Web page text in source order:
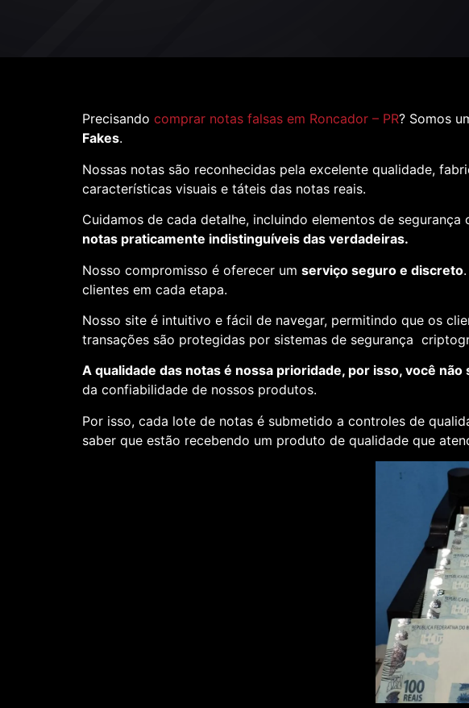
Precisando comprar notas falsas em Roncador – PR? Somos
Fakes.
Nossas notas são reconhecidas pela excelente qualidade,
características visuais e táteis das notas reais.
Cuidamos de cada detalhe, incluindo elementos de
notas praticamente indistinguíveis das verdadeiras.
Nosso compromisso é oferecer um serviço seguro e discreto
clientes em cada etapa.
Nosso site é intuitivo e fácil de navegar, permitindo que os
transações são protegidas por sistemas de segurança
A qualidade das notas é nossa prioridade, por isso, você
da confiabilidade de nossos produtos.
Por isso, cada lote de notas é submetido a controles de
saber que estão recebendo um produto de qualidade que